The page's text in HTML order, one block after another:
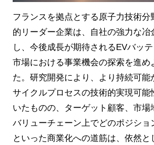
フランスを拠点とする原子力技術分
的リーダー企業は、自社の強力な冶
し、今後成長が期待されるEVバッ
市場における事業機会の探索を進め
た。研究開発により、より持続可能
サイクルプロセスの技術的実現可能
いたものの、ターゲット顧客、市場
バリューチェーン上でどのポジショ
といった商業化への道筋は、依然と